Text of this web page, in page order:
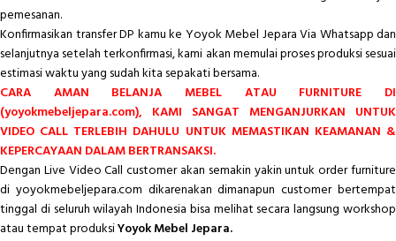
pemesanan.
Konfirmasikan transfer DP kamu ke Yoyok Mebel Jepara Via Whatsapp dan
selanjutnya setelah terkonfirmasi, kami akan memulai proses produksi sesuai
estimasi waktu yang sudah kita sepakati bersama.
CARA AMAN BELANJA MEBEL ATAU FURNITURE DI
(yoyokmebeljepara.com), KAMI SANGAT MENGANJURKAN UNTUK
VIDEO CALL TERLEBIH DAHULU UNTUK MEMASTIKAN KEAMANAN &
KEPERCAYAAN DALAM BERTRANSAKSI.
Dengan Live Video Call customer akan semakin yakin untuk order furniture
di yoyokmebeljepara.com dikarenakan dimanapun customer bertempat
tinggal di seluruh wilayah Indonesia bisa melihat secara langsung workshop
atau tempat produksiYoyok Mebel Jepara.